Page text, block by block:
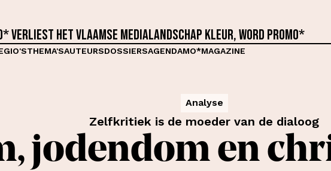
verliest het Vlaamse medialandschap kleur, word proMO*
THEMA'SAUTEURSDOSSIERSAGENDAMO*MAGAZINE
Analyse
Zelfkritiek is de moeder van de dialoog
jodendom en